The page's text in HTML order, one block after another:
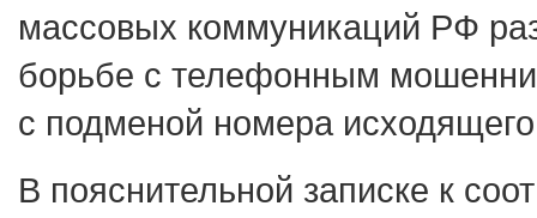
массовых коммуникаций РФ
борьбе с телефонным
с подменой номера
В пояснительной записке к